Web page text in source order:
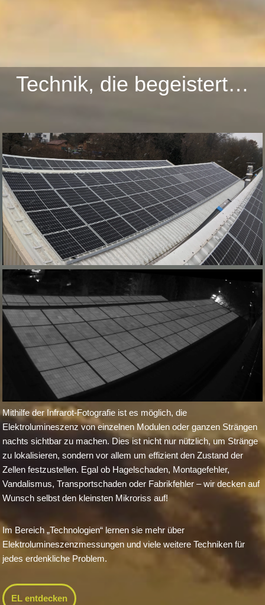
Technik, die begeistert…
Mithilfe der Infrarot-Fotografie ist es möglich, die
Elektrolumineszenz von einzelnen Modulen oder ganzen Strängen
nachts sichtbar zu machen. Dies ist nicht nur nützlich, um Stränge
zu lokalisieren, sondern vor allem um effizient den Zustand der
Zellen festzustellen. Egal ob Hagelschaden, Montagefehler,
Vandalismus, Transportschaden oder Fabrikfehler – wir decken auf
Wunsch selbst den kleinsten Mikroriss auf!
Im Bereich „Technologien“ lernen sie mehr über
Elektrolumineszenzmessungen und viele weitere Techniken für
jedes erdenkliche Problem.
EL entdecken